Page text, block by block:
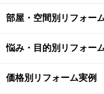
ができる
間取りをある程
ので、プランの計画
部屋・空間別リフォー
悩み・目的別リフォー
価格別リフォーム実例